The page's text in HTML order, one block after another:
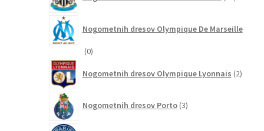
izdelkov
Nogometnih dresov Olympique De Marseille
00
Nogometnih dresov Olympique Lyonnais 2izdelka
Nogometnih dresov Porto 3izdelki